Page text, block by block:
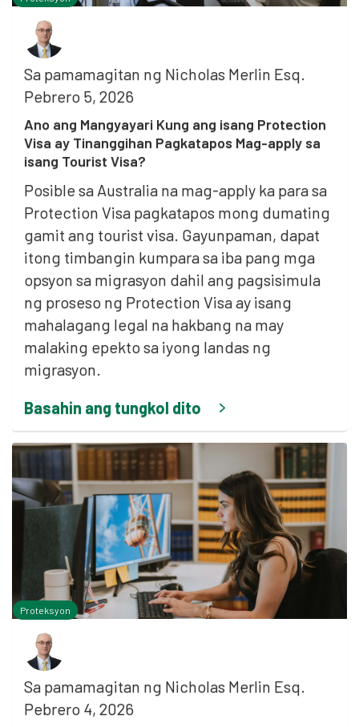
Sa pamamagitan ng Nicholas Merlin Esq.
Pebrero 5, 2026
Ano ang Mangyayari Kung ang isang Protection
Visa ay Tinanggihan Pagkatapos Mag-apply sa
isang Tourist Visa?
Posible sa Australia na mag-apply ka para sa
Protection Visa pagkatapos mong dumating
gamit ang tourist visa. Gayunpaman, dapat
itong timbangin kumpara sa iba pang mga
opsyon sa migrasyon dahil ang pagsisimula
ng proseso ng Protection Visa ay isang
mahalagang legal na hakbang na may
malaking epekto sa iyong landas ng
migrasyon.
Basahin ang tungkol dito
Proteksyon
Sa pamamagitan ng Nicholas Merlin Esq.
Pebrero 4, 2026